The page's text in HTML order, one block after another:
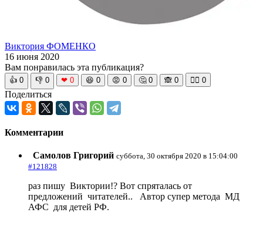
Виктория ФОМЕНКО
16 июня 2020
Вам понравилась эта публикация?
👍 0 👎 0 ❤ 0 😆 0 😡 0 🤔 0 🙈 0 🧘‍♀️ 0
Поделиться
Комментарии
Самолов Григорий суббота, 30 октября 2020 в 15:04:00
#121828
раз пишу Виктории!? Вот спряталась от
предложений читателей.. Автор супер метода МД
АФС для детей РФ.